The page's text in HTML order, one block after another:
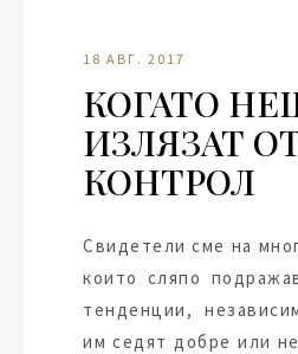
18 АВГ. 2017
КОГАТО
ИЗЛЯЗАТ
КОНТРОЛ
Свидетели сме на
които сляпо
тенденции,
им седят добре или